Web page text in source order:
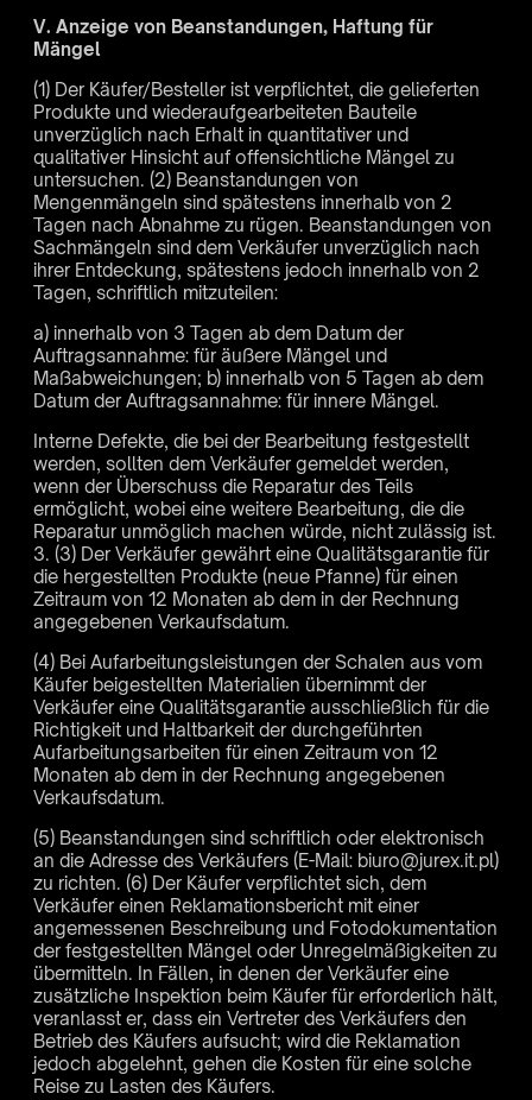
V. Anzeige von Beanstandungen, Haftung für
Mängel
(1) Der Käufer/Besteller ist verpflichtet, die gelieferten
Produkte und wiederaufgearbeiteten Bauteile
unverzüglich nach Erhalt in quantitativer und
qualitativer Hinsicht auf offensichtliche Mängel zu
untersuchen. (2) Beanstandungen von
Mengenmängeln sind spätestens innerhalb von 2
Tagen nach Abnahme zu rügen. Beanstandungen von
Sachmängeln sind dem Verkäufer unverzüglich nach
ihrer Entdeckung, spätestens jedoch innerhalb von 2
Tagen, schriftlich mitzuteilen:
a) innerhalb von 3 Tagen ab dem Datum der
Auftragsannahme: für äußere Mängel und
Maßabweichungen; b) innerhalb von 5 Tagen ab dem
Datum der Auftragsannahme: für innere Mängel.
Interne Defekte, die bei der Bearbeitung festgestellt
werden, sollten dem Verkäufer gemeldet werden,
wenn der Überschuss die Reparatur des Teils
ermöglicht, wobei eine weitere Bearbeitung, die die
Reparatur unmöglich machen würde, nicht zulässig ist.
3. (3) Der Verkäufer gewährt eine Qualitätsgarantie für
die hergestellten Produkte (neue Pfanne) für einen
Zeitraum von 12 Monaten ab dem in der Rechnung
angegebenen Verkaufsdatum.
(4) Bei Aufarbeitungsleistungen der Schalen aus vom
Käufer beigestellten Materialien übernimmt der
Verkäufer eine Qualitätsgarantie ausschließlich für die
Richtigkeit und Haltbarkeit der durchgeführten
Aufarbeitungsarbeiten für einen Zeitraum von 12
Monaten ab dem in der Rechnung angegebenen
Verkaufsdatum.
(5) Beanstandungen sind schriftlich oder elektronisch
an die Adresse des Verkäufers (E-Mail: biuro@jurex.it.pl)
zu richten. (6) Der Käufer verpflichtet sich, dem
Verkäufer einen Reklamationsbericht mit einer
angemessenen Beschreibung und Fotodokumentation
der festgestellten Mängel oder Unregelmäßigkeiten zu
übermitteln. In Fällen, in denen der Verkäufer eine
zusätzliche Inspektion beim Käufer für erforderlich hält,
veranlasst er, dass ein Vertreter des Verkäufers den
Betrieb des Käufers aufsucht; wird die Reklamation
jedoch abgelehnt, gehen die Kosten für eine solche
Reise zu Lasten des Käufers.